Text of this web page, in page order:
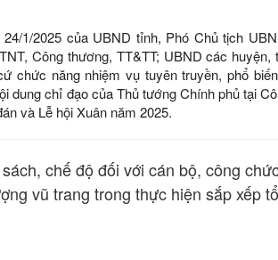
1/2025 của UBND tỉnh, Phó Chủ tịch
Công thương, TT&TT; UBND các huyện,
chức năng nhiệm vụ tuyên truyền, phổ
dung chỉ đạo của Thủ tướng Chính phủ tại
và Lễ hội Xuân năm 2025.
chế độ đối với cán bộ, công
vũ trang trong thực hiện sắp xếp